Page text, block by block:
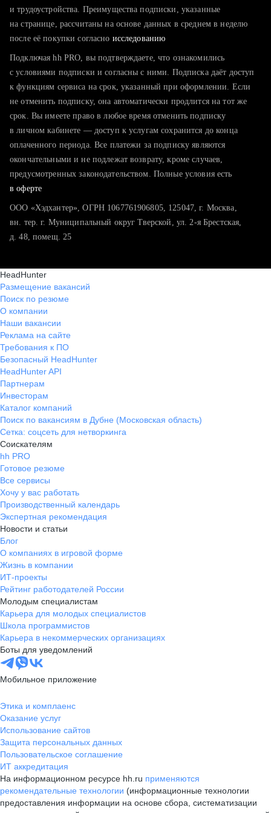
тратите много времени на поиск и вручную поднимаете
хотите сравнить себя с конкурентами и оценить шансы
и трудоустройства. Преимущества подписки, указанные
на странице, рассчитаны на основе данных в среднем в неделю
после её покупки согласно исследованию
Подключая hh PRO, вы подтверждаете, что ознакомились
с условиями подписки и согласны с ними. Подписка даёт доступ
к функциям сервиса на срок, указанный при оформлении. Если
не отменить подписку, она автоматически продлится на тот же
срок. Вы имеете право в любое время отменить подписку
в личном кабинете — доступ к услугам сохранится до конца
оплаченного периода. Все платежи за подписку являются
окончательными и не подлежат возврату, кроме случаев,
предусмотренных законодательством. Полные условия есть
в оферте
ООО «Хэдхантер», ОГРН 1067761906805, 125047, г. Москва,
вн. тер. г. Муниципальный округ Тверской, ул. 2-я Брестская,
д. 48, помещ. 25
HeadHunter
Размещение вакансий
Поиск по резюме
О компании
Наши вакансии
Реклама на сайте
Требования к ПО
Безопасный HeadHunter
HeadHunter API
Партнерам
Инвесторам
Каталог компаний
Поиск по вакансиям в Дубне (Московская область)
Сетка: соцсеть для нетворкинга
Соискателям
hh PRO
Готовое резюме
Все сервисы
Хочу у вас работать
Производственный календарь
Экспертная рекомендация
Новости и статьи
Блог
О компаниях в игровой форме
Жизнь в компании
ИТ-проекты
Рейтинг работодателей России
Молодым специалистам
Карьера для молодых специалистов
Школа программистов
Карьера в некоммерческих организациях
Боты для уведомлений
Мобильное приложение
Этика и комплаенс
Оказание услуг
Использование сайтов
Защита персональных данных
Пользовательское соглашение
ИТ аккредитация
На информационном ресурсе hh.ru применяются
рекомендательные технологии (информационные технологии
предоставления информации на основе сбора, систематизации